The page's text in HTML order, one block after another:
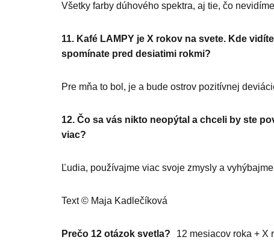
Všetky farby dúhového spektra, aj tie, čo
11. Kafé LAMPY je X rokov na svete. Kde
spomínate pred desiatimi rokmi?
Pre mňa to bol, je a bude ostrov pozitívnej
12. Čo sa vás nikto neopýtal a chceli by ste
viac?
Ľudia, používajme viac svoje zmysly a
Text © Maja Kadlečíková
Prečo 12 otázok svetla? 12 mesiacov roka + X